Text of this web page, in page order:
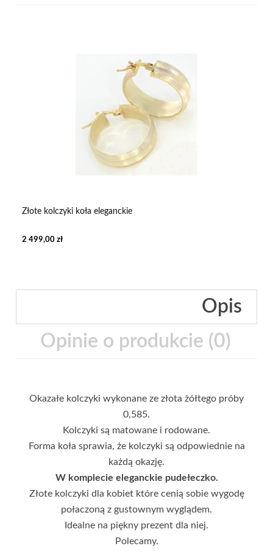
Złote kolczyki koła eleganckie
2 499,00 zł
Opis
Opinie o produkcie (0)
Okazałe kolczyki wykonane ze złota żółtego próby
0,585.
Kolczyki są matowane i rodowane.
Forma koła sprawia, że kolczyki są odpowiednie na
każdą okazję.
W komplecie eleganckie pudełeczko.
Złote kolczyki dla kobiet które cenią sobie wygodę
połaczoną z gustownym wyglądem.
Idealne na piękny prezent dla niej.
Polecamy.